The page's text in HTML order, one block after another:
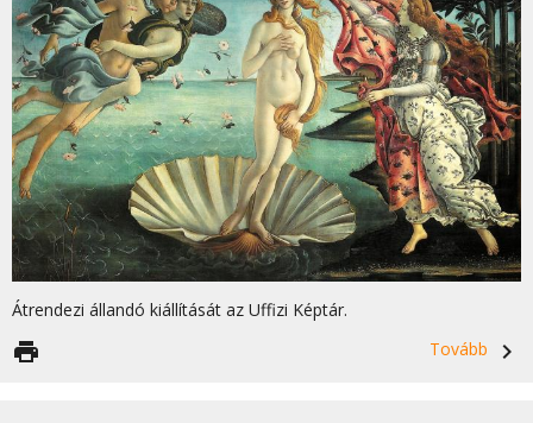
Átrendezi állandó kiállítását az Uffizi Képtár.
Tovább
navigate_next
print